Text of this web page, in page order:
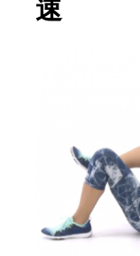
速